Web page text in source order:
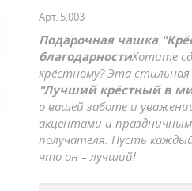
Арт. 5.003
Подарочная чашка
благодарностиХотите
крёстному? Эта
"Лучший крёстный в
о вашей заботе и
акцентами и
получателя. Пусть
что он – лучший!